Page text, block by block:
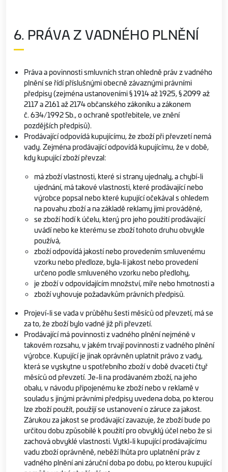
6. PRÁVA Z VADNÉHO PLNĚNÍ
Práva a povinnosti smluvních stran ohledně práv z vadného
plnění se řídí příslušnými obecně závaznými právními
předpisy (zejména ustanoveními § 1914 až 1925, § 2099 až
2117 a 2161 až 2174 občanského zákoníku a zákonem
č. 634/1992 Sb., o ochraně spotřebitele, ve znění
pozdějších předpisů).
Prodávající odpovídá kupujícímu, že zboží při převzetí nemá
vady. Zejména prodávající odpovídá kupujícímu, že v době,
kdy kupující zboží převzal:
má zboží vlastnosti, které si strany ujednaly, a chybí-li
ujednání, má takové vlastnosti, které prodávající nebo
výrobce popsal nebo které kupující očekával s ohledem
na povahu zboží a na základě reklamy jimi prováděné,
se zboží hodí k účelu, který pro jeho použití prodávající
uvádí nebo ke kterému se zboží tohoto druhu obvykle
používá,
zboží odpovídá jakostí nebo provedením smluvenému
vzorku nebo předloze, byla-li jakost nebo provedení
určeno podle smluveného vzorku nebo předlohy,
je zboží v odpovídajícím množství, míře nebo hmotnosti a
zboží vyhovuje požadavkům právních předpisů.
Projeví-li se vada v průběhu šesti měsíců od převzetí, má se
za to, že zboží bylo vadné již při převzetí.
Prodávající má povinnosti z vadného plnění nejméně v
takovém rozsahu, v jakém trvají povinnosti z vadného plnění
výrobce. Kupující je jinak oprávněn uplatnit právo z vady,
která se vyskytne u spotřebního zboží v době dvaceti čtyř
měsíců od převzetí. Je-li na prodávaném zboží, na jeho
obalu, v návodu připojenému ke zboží nebo v reklamě v
souladu s jinými právními předpisy uvedena doba, po kterou
lze zboží použít, použijí se ustanovení o záruce za jakost.
Zárukou za jakost se prodávající zavazuje, že zboží bude po
určitou dobu způsobilé k použití pro obvyklý účel nebo že si
zachová obvyklé vlastnosti. Vytkl-li kupující prodávajícímu
vadu zboží oprávněně, neběží lhůta pro uplatnění práv z
vadného plnění ani záruční doba po dobu, po kterou kupující